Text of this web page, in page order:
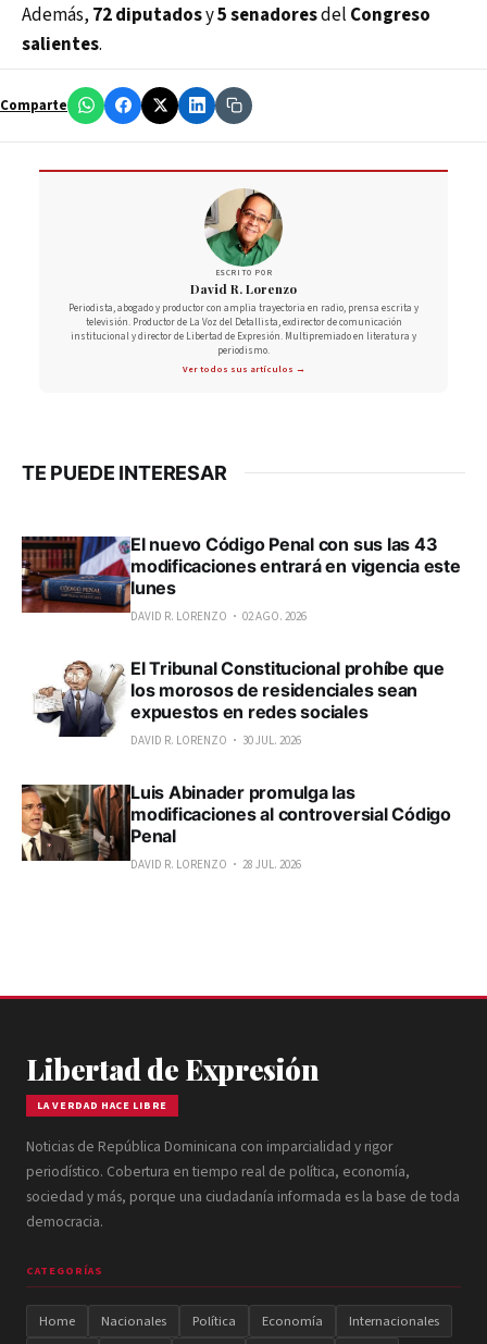
Además, 72 diputadosy5 senadoresdel Congreso
salientes.
Comparte
ESCRITO POR
David R. Lorenzo
Periodista, abogado y productor con amplia trayectoria en radio, prensa escrita y
televisión. Productor de La Voz del Detallista, exdirector de comunicación
institucional y director de Libertad de Expresión. Multipremiado en literatura y
periodismo.
Ver todos sus artículos →
TE PUEDE INTERESAR
El nuevo Código Penal con sus las 43
modificaciones entrará en vigencia este
lunes
DAVID R. LORENZO 02 AGO. 2026
El Tribunal Constitucional prohíbe que
los morosos de residenciales sean
expuestos en redes sociales
DAVID R. LORENZO 30 JUL. 2026
Luis Abinader promulga las
modificaciones al controversial Código
Penal
DAVID R. LORENZO 28 JUL. 2026
Libertad de Expresión
LA VERDAD HACE LIBRE
Noticias de República Dominicana con imparcialidad y rigor
periodístico. Cobertura en tiempo real de política, economía,
sociedad y más, porque una ciudadanía informada es la base de toda
democracia.
CATEGORÍAS
Home Nacionales Política Economía Internacionales